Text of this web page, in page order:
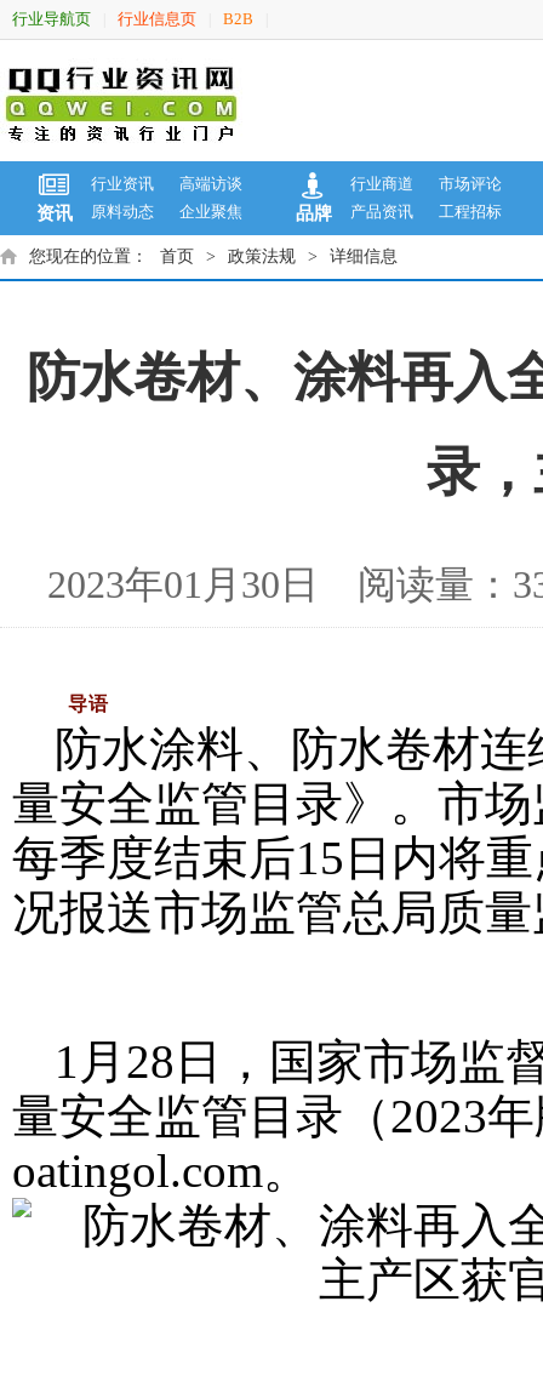
行业导航页 行业信息页 B2B
资讯
行业资讯
高端访谈
原料动态
企业聚焦 品牌
行业商道
市场评论
产品资讯
工程招标
您现在的位置： 首页 > 政策法规 > 详细信息
防水卷材、涂料再入
录
2023年01月30日 阅读量
导语
防水涂料、防水卷材
量安全监管目录》。市
每季度结束后15日内将
况报送市场监管总局质
1月28日，国家市场监
量安全监管目录（2023
oatingol.com。